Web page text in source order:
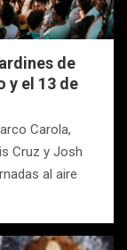
de
y el 13 de
Carola,
Cruz y Josh
al aire